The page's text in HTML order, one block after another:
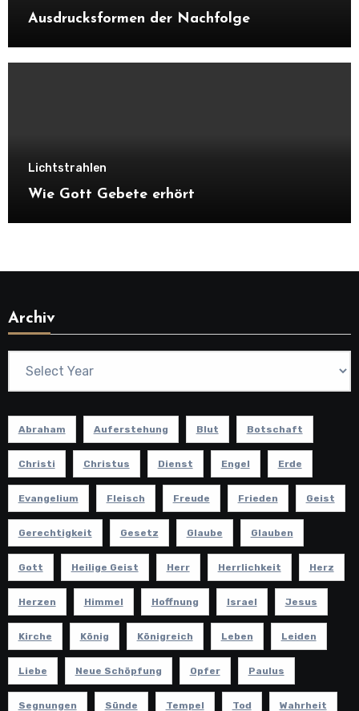
Ausdrucksformen der Nachfolge
Lichtstrahlen
Wie Gott Gebete erhört
Archiv
Abraham Auferstehung Blut Botschaft
Christi Christus Dienst Engel Erde
Evangelium Fleisch Freude Frieden Geist
Gerechtigkeit Gesetz Glaube Glauben
Gott Heilige Geist Herr Herrlichkeit Herz
Herzen Himmel Hoffnung Israel Jesus
Kirche König Königreich Leben Leiden
Liebe Neue Schöpfung Opfer Paulus
Segnungen Sünde Tempel Tod Wahrheit